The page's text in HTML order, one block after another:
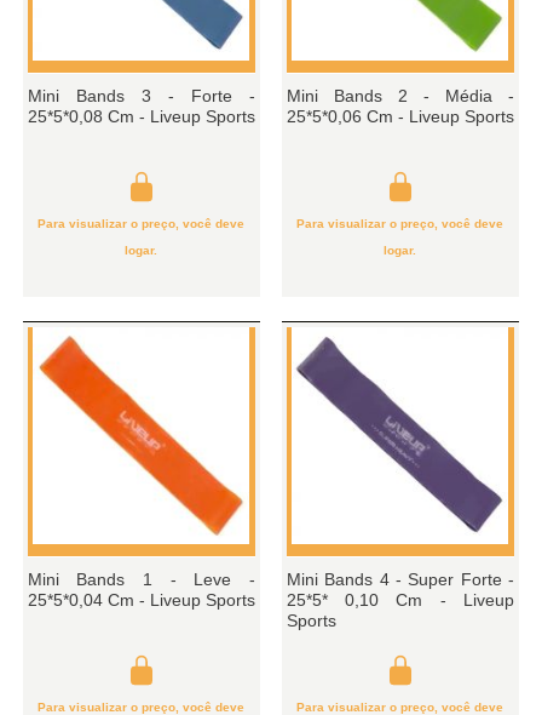
Mini Bands 3 - Forte -
25*5*0,08 Cm - Liveup Sports
Para visualizar o preço, você deve
logar.
Mini Bands 2 - Média -
25*5*0,06 Cm - Liveup Sports
Para visualizar o preço, você deve
logar.
Mini Bands 1 - Leve -
25*5*0,04 Cm - Liveup Sports
Para visualizar o preço, você deve
Mini Bands 4 - Super Forte -
25*5* 0,10 Cm - Liveup
Sports
Para visualizar o preço, você deve